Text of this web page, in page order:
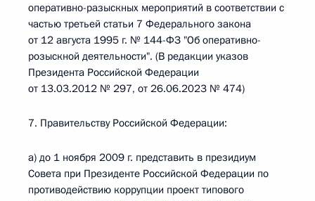
оперативно-разыскных мероприятий в соответствии с
частью третьей статьи 7 Федерального закона
от 12 августа 1995 г. № 144-ФЗ "Об оперативно-
розыскной деятельности". (В редакции указов
Президента Российской Федерации
от 13.03.2012 № 297, от 26.06.2023 № 474)
7. Правительству Российской Федерации:
а) до 1 ноября 2009 г. представить в президиум
Совета при Президенте Российской Федерации по
противодействию коррупции проект типового